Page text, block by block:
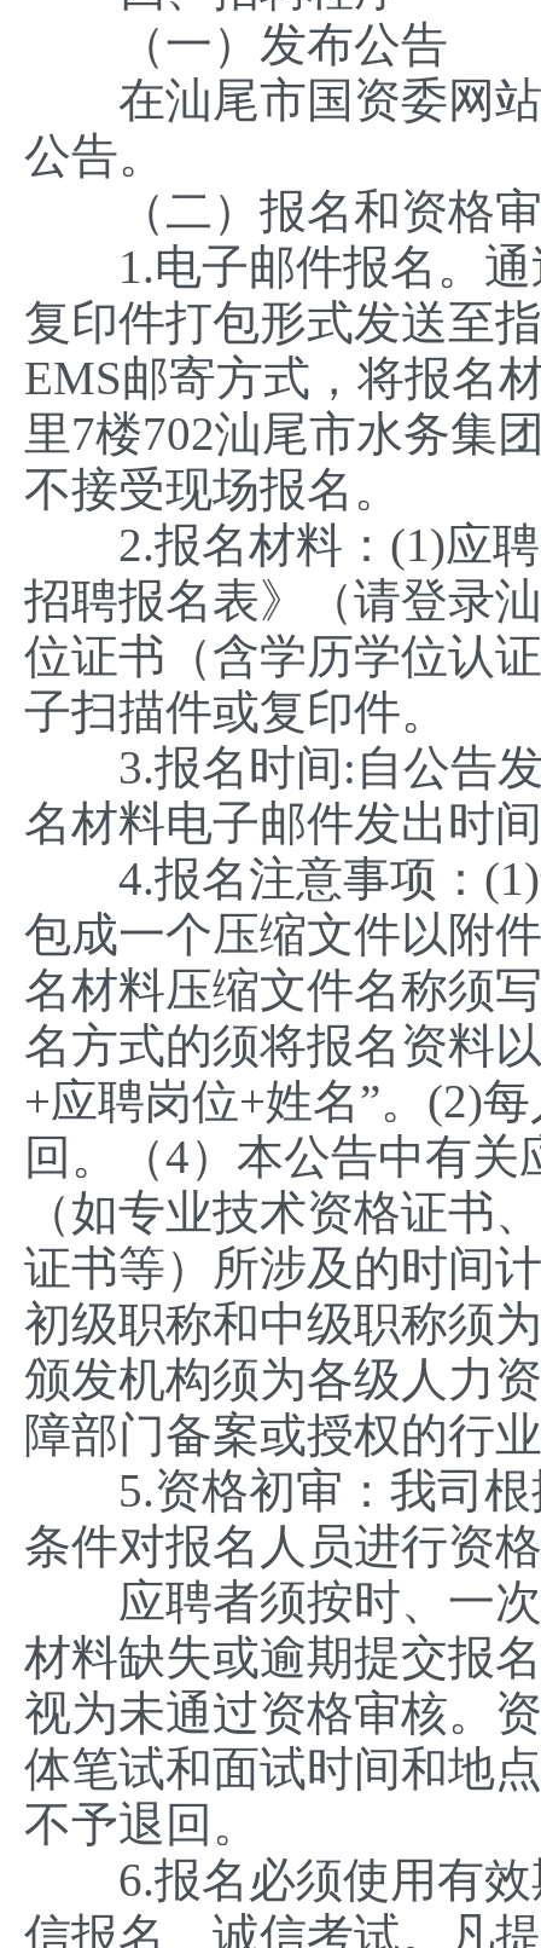
（一）发布公告
在汕尾市国资委网
公告。
（二）报名和资格
1.电子邮件报名。通
复印件打包形式发送至
EMS邮寄方式，将报名
里7楼702汕尾市水务集
不接受现场报名。
2.报名材料：(1)应聘
招聘报名表》（请登录
位证书（含学历学位认
子扫描件或复印件。
3.报名时间:自公告发
名材料电子邮件发出时
4.报名注意事项：(1)
包成一个压缩文件以附
名材料压缩文件名称须
名方式的须将报名资料
+应聘岗位+姓名”。(2)
回。（4）本公告中有
（如专业技术资格证书
证书等）所涉及的时间
初级职称和中级职称须
颁发机构须为‌各级人力
障部门备案或授权的行
5.资格初审：我司根
条件对报名人员进行资
应聘者须按时、一次
材料缺失或逾期提交报
视为未通过资格审核。
体笔试和面试时间和地
不予退回。
6.报名必须使用有效
信报名、诚信考试。凡